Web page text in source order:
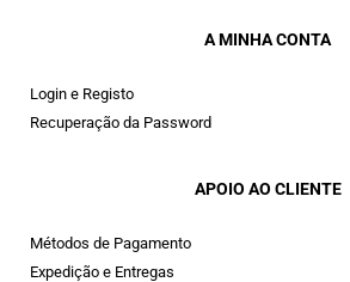
A MINHA CONTA
Login e Registo
Recuperação da Password
APOIO AO CLIENTE
Métodos de Pagamento
Expedição e Entregas